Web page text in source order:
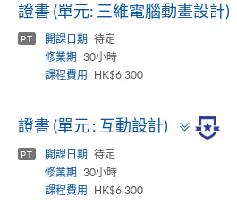
證書 (單元: 三維電腦動畫設計)
PT 開課日期
待定
修業期
30小時
課程費用
HK$6,300
證書 (單元 : 互動設計)
Toggle
panel
PT 開課日期
待定
修業期
30小時
課程費用
HK$6,300